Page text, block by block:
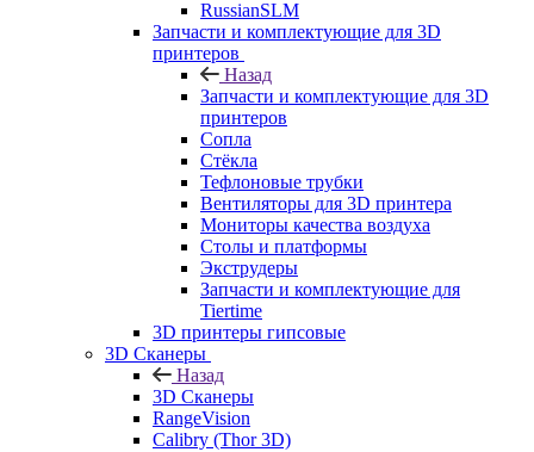
RussianSLM
Запчасти и комплектующие для 3D
принтеров
Назад
Запчасти и комплектующие для 3D
принтеров
Сопла
Cтёкла
Тефлоновые трубки
Вентиляторы для 3D принтера
Мониторы качества воздуха
Столы и платформы
Экструдеры
Запчасти и комплектующие для
Tiertime
3D принтеры гипсовые
3D Сканеры
Назад
3D Сканеры
RangeVision
Calibry (Thor 3D)